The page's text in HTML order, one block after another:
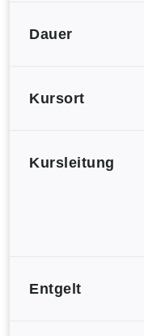
Dauer
Kursort
Kursleitung
Entgelt